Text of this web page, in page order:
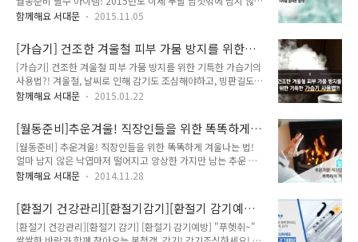
미니 솔방울입니다. 이것보다 큰 솔방울을 사용하시면 더욱 좋아
깨끗이 세척해주세요~ 솔방울이 습기를 가득 머금을 수 있도록
솔방울을 물에 담가줍니다. 40분 정도 물에 ..
어요.가을이 지나고 겨울을 알리는 입동(立冬)이 찾아오는데요.
된다고 해요!! 2015년 입동 날짜는 11월 8일 일요일! 입동 무렵
이면 많은 가정에서 김장을 시작하기도 합니다. 입동을 전후로 5
일 내외에 담근 김장이 맛이 좋다고 하네요. 김장철이 되면 우리
서대문구에서는 '김장 나누기 행사'와 '김장직거래장터'가 운영
되고 있답니다. 자세한 내용은 TONG지기가 곧 알려드릴게요
는 벌써부터 무서워집니다..그래서 준비한 시간!! 직장인들의 따
뜻한 겨..
함께해요 서대문 2015.11.05
[가습기] 건조한 겨울철 피부 가뭄 방지를 위한
기특한 가습기의 사용법?
[가습기] 건조한 겨울철 피부 가뭄 방지를 위한 기특한 가습기의
사용법?! 겨울철, 날씨로 인해 감기도 조심해야하고, 빙판길도
조심해야하고, 또 추위도 조심해야하고... 생각하다보니 '위기탈
지만 이것말고도 조심해야 할 것이 또 있으니!(제목이 스포일
러!!!) 겨울이 되면 실내 공기가 매우 건조하기에 생기는 건조함!
하루 종일 실내에 난방기를 틀기 때문에 여름보다 더 건조해, 얼
굴은 물론 몸까지 건조해질 우려가 많습니다! 실제로 공기 중 수
증기의 양이 다른 계절이 비해 20~40%대로 떨어지기도 하며,
찢어질 듯한 얼굴 건조함에 미스트를 뿌려봐도 피부는... 가뭄이
지요ㅜㅜ 그럼 건..
함께해요 서대문 2015.01.22
[월동준비]추운겨울! 직장인들을 위한 똑똑하게
겨울나는 법!
[월동준비] 추운겨울! 직장인들을 위한 똑똑하게 겨울나는 법!
얼마 남지 않은 낙엽마저 떨어지고 앙상한 가지만 남는 추운 겨
울이 오고 있어요. 추워진 만큼 히터를 틀기 시작한 분들도 많은
리고 건조해진 사무실 공기인데요. 이 모든 것을 이겨내기 위한
사무실 방한대책을 소개합니다! ◎ 건조한 사무실을 위한 가습
기 겨울만 되면 칼칼해지는 목과 건조해지는 피부! 이를 위한 필
함께해요 서대문 2014.11.28
[환절기 건강관리][환절기감기][환절기 감기예방]
쌀쌀한 바람과 함께 찾아오는 불청객, 감기! 너를
잡아주마!!!<감기예방>
[환절기 건강관리][환절기 감기] [환절기 감기예방] "푸헷취~"